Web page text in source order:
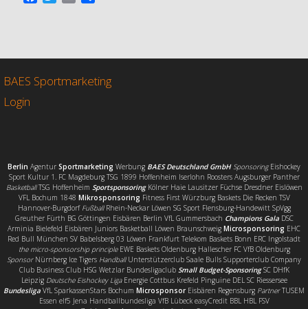
o
k
r
BAES Sportmarketing
Login
Berlin Agentur Sportmarketing Werbung BAES Deutschland GmbH SponsoringEishockey
Sport Kultur 1. FC Magdeburg TSG 1899 Hoffenheim Iserlohn Roosters Augsburger Panther
BasketballTSG Hoffenheim SportsponsoringKölner Haie Lausitzer Füchse Dresdner Eislöwen
VFL Bochum 1848 Mikrosponsoring Fitness First Würzburg Baskets Die Recken TSV
Hannover-Burgdorf FußballRhein-Neckar Löwen SG Sport Flensburg-Handewitt SpVgg
Greuther Fürth BG Göttingen Eisbären Berlin VfL Gummersbach Champions GalaDSC
Arminia Bielefeld Eisbären Juniors Basketball Löwen Braunschweig Microsponsoring EHC
Red Bull München SV Babelsberg 03 Löwen Frankfurt Telekom Baskets Bonn ERC Ingolstadt
the micro-sponsorship principleEWE Baskets Oldenburg Hallescher FC VfB Oldenburg
SponsorNürnberg Ice Tigers HandballUnterstützerclub Saale Bulls Supporterclub Company
Club Business Club HSG Wetzlar Bundesligaclub Small Budget-SponsoringSC DHfK
Leipzig Deutsche Eishockey LigaEnergie Cottbus Krefeld Pinguine DEL SC Riessersee
Bundesliga VfL SparkassenStars Bochum MicrosponsorEisbären Regensburg PartnerTUSEM
Essen elf5 Jena Handballbundesliga VfB Lübeck easyCredit BBL HBL FSV